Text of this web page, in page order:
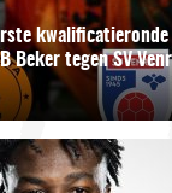
kwalificatieronde
Beker tegen SV